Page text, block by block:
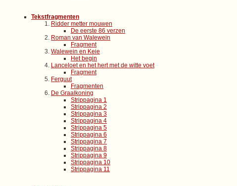
Tekstfragmenten
Ridder metter mouwen
De eerste 86 verzen
Roman van Walewein
Fragment
Walewein en Keie
Het begin
Lanceloet en het hert met de witte voet
Fragment
Ferguut
Fragmenten
De Graalkoning
Strippagina 1
Strippagina 2
Strippagina 3
Strippagina 4
Strippagina 5
Strippagina 6
Strippagina 7
Strippagina 8
Strippagina 9
Strippagina 10
Strippagina 11